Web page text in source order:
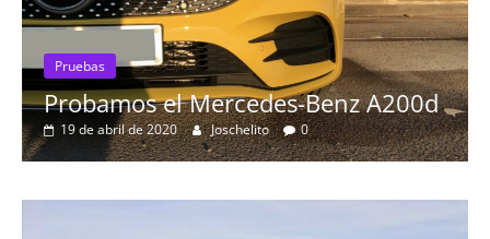
Pruebas
Probamos el Mercedes-Benz A200d
19 de abril de 2020 Joschelito 0